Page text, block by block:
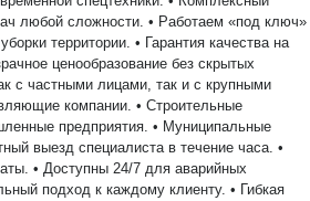
любой сложности. • Работаем «под ключ»
территории. • Гарантия качества на
ценообразование без скрытых
компании. • Строительные
предприятия. • Муниципальные
• Доступны 24/7 для аварийных
подход к каждому клиенту. • Гибкая